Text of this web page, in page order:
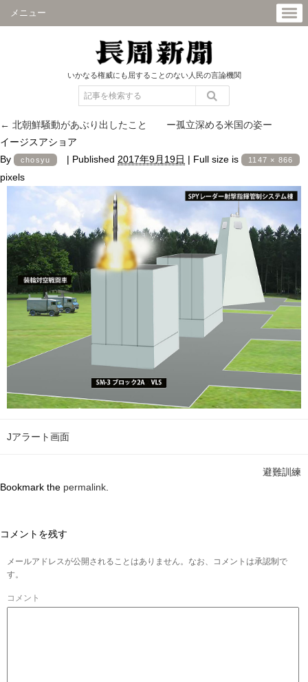
メニュー
いかなる権威にも屈することのない人民の言論機関
← 北朝鮮騒動があぶり出したこと ー孤立深める米国の姿ー
イージスアショア
By
chosyu | Published 2017年9月19日 | Full size is 1147 × 866
pixels
Jアラート画面
避難訓練
Bookmark the permalink
コメントを残す
メールアドレスが公開されることはありません。なお、コメントは承認制で
す。
コメント